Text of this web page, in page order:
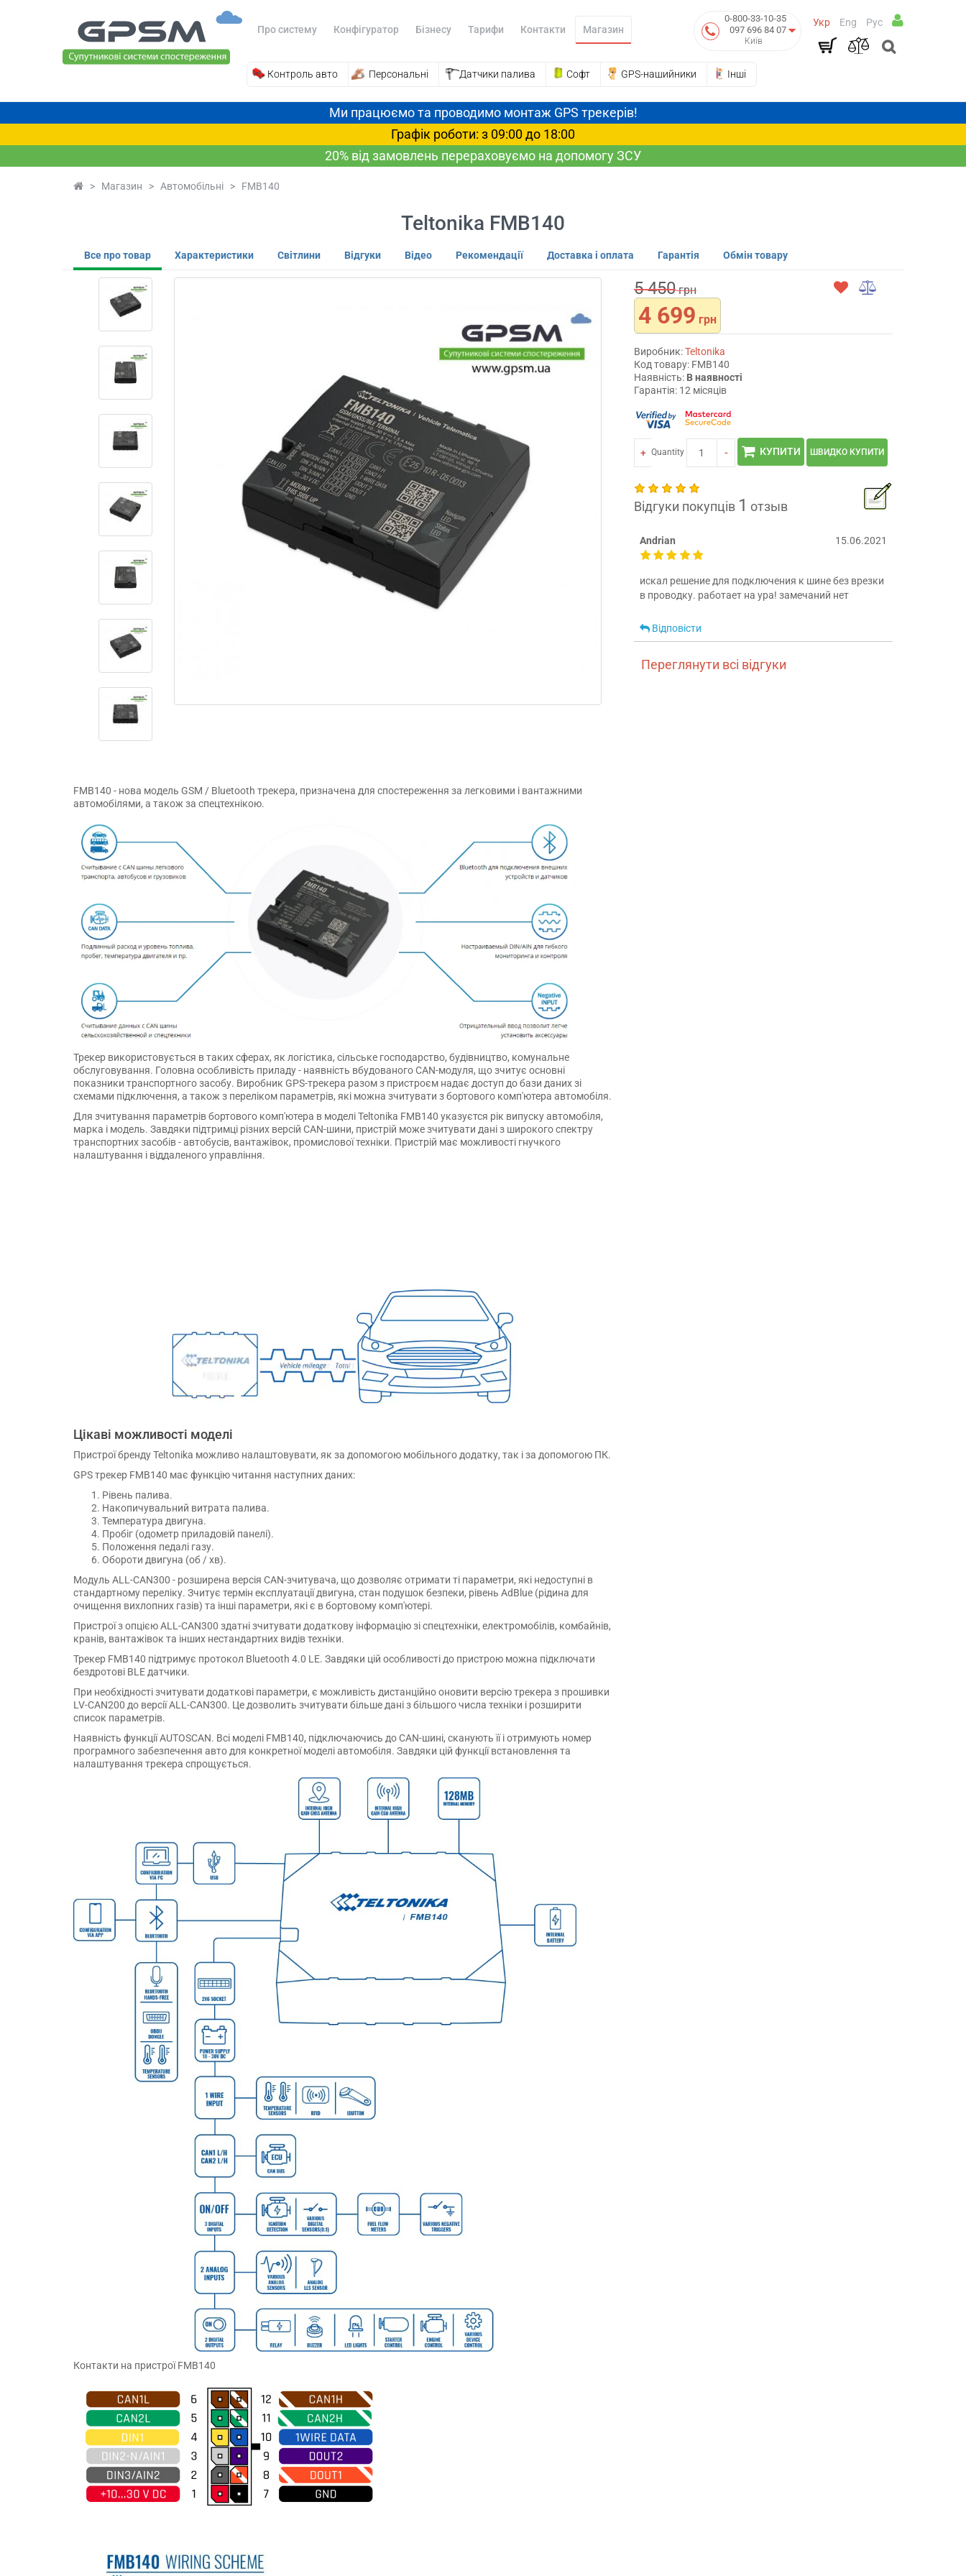
0-800-33-10-35
097 696 84 07
Київ
Укр Eng Рус
Про систему Конфігуратор Бізнесу Тарифи Контакти Магазин
Контроль авто Персональні Датчики палива Софт GPS-нашийники Інші
Ми працюємо та проводимо монтаж GPS трекерів!
Графік роботи: з 09:00 до 18:00
20% від замовлень перераховуємо на допомогу ЗСУ
> Магазин > Автомобільні > FMB140
Teltonika FMB140
Все про товар Характеристики Світлини Відгуки Відео Рекомендації Доставка і оплата Гарантія Обмін товару
FMB140 - нова модель GSM / Bluetooth трекера, призначена для спостереження за легковими і вантажними
автомобілями, а також за спецтехнікою.
Трекер використовується в таких сферах, як логістика, сільське господарство, будівництво, комунальне
обслуговування. Головна особливість приладу - наявність вбудованого CAN-модуля, що зчитує основні
показники транспортного засобу. Виробник GPS-трекера разом з пристроєм надає доступ до бази даних зі
схемами підключення, а також з переліком параметрів, які можна зчитувати з бортового комп'ютера автомобіля.
Для зчитування параметрів бортового комп'ютера в моделі Teltonika FMB140 указуєтся рік випуску автомобіля,
марка і модель. Завдяки підтримці різних версій CAN-шини, пристрій може зчитувати дані з широкого спектру
транспортних засобів - автобусів, вантажівок, промислової техніки. Пристрій має можливості гнучкого
налаштування і віддаленого управління.
Цікаві можливості моделі
Пристрої бренду Teltonika можливо налаштовувати, як за допомогою мобільного додатку, так і за допомогою ПК.
GPS трекер FMB140 має функцію читання наступних даних:
Рівень палива.
Накопичувальний витрата палива.
Температура двигуна.
Пробіг (одометр приладовій панелі).
Положення педалі газу.
Обороти двигуна (об / хв).
Модуль ALL-CAN300 - розширена версія CAN-зчитувача, що дозволяє отримати ті параметри, які недоступні в
стандартному переліку. Зчитує термін експлуатації двигуна, стан подушок безпеки, рівень AdBlue (рідина для
очищення вихлопних газів) та інші параметри, які є в бортовому комп'ютері.
Пристрої з опцією ALL-CAN300 здатні зчитувати додаткову інформацію зі спецтехніки, електромобілів, комбайнів,
кранів, вантажівок та інших нестандартних видів техніки.
Трекер FMB140 підтримує протокол Bluetooth 4.0 LE. Завдяки цій особливості до пристрою можна підключати
бездротові BLE датчики.
При необхідності зчитувати додаткові параметри, є можливість дистанційно оновити версію трекера з прошивки
LV-CAN200 до версії ALL-CAN300. Це дозволить зчитувати більше дані з більшого числа техніки і розширити
список параметрів.
Наявність функції AUTOSCAN. Всі моделі FMB140, підключаючись до CAN-шині, сканують її і отримують номер
програмного забезпечення авто для конкретної моделі автомобіля. Завдяки цій функції встановлення та
налаштування трекера спрощується.
Контакти на пристрої FMB140
5 450грн
4 699 грн
Виробник:Teltonika
Код товару: FMB140
Наявність: В наявності
Гарантія: 12 місяців
+ Quantity - КУПИТИ ШВИДКО КУПИТИ
Відгуки покупців 1 отзыв
Andrian 15.06.2021
искал решение для подключения к шине без врезки
в проводку. работает на ура! замечаний нет
Відповісти
Переглянути всі відгуки